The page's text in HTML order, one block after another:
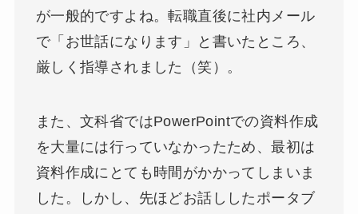
が一般的ですよね。転職直後に社内メール
で「お世話になります」と書いたところ、
厳しく指導されました（笑）。
また、文科省ではPowerPointでの資料作成
を大量には行っていなかったため、最初は
資料作成にとても時間がかかってしまいま
した。しかし、先ほどお話ししたポータブ